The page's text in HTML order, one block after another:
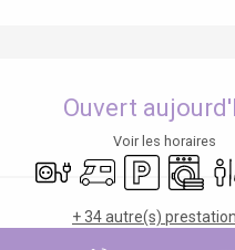
Ouvert
Voir les horaires
Branchements électriques
Accueil camping car
ParkingLave
+ 34 autre(s)